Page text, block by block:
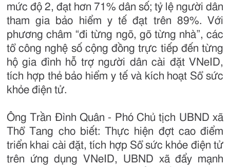
mức độ 2, đạt hơn 71% dân số; tỷ lệ người dân
tham gia bảo hiểm y tế đạt trên 89%. Với
phương châm “đi từng ngõ, gõ từng nhà”, các
tổ công nghệ số cộng đồng trực tiếp đến từng
hộ gia đình hỗ trợ người dân cài đặt VNeID,
tích hợp thẻ bảo hiểm y tế và kích hoạt Sổ sức
khỏe điện tử.
Ông Trần Đình Quân - Phó Chủ tịch UBND xã
Thổ Tang cho biết: Thực hiện đợt cao điểm
triển khai cài đặt, tích hợp Sổ sức khỏe điện tử
trên ứng dụng VNeID, UBND xã đẩy mạnh